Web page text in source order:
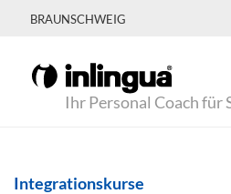
BRAUNSCHWEIG
Ihr Personal Coach für
Integrationskurse